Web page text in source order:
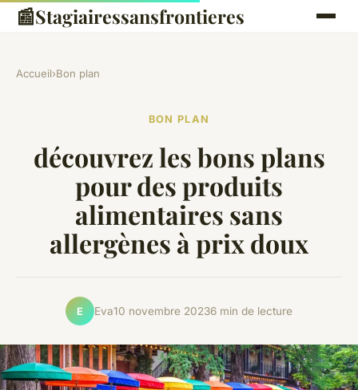
📰Stagiairessansfrontieres
Accueil›Bon plan
BON PLAN
découvrez les bons plans
pour des produits
alimentaires sans
allergènes à prix doux
E Eva10 novembre 20236 min de lecture